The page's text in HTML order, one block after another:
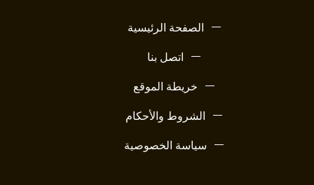
الصفحة الرئيسية
اتصل بنا
خريطة الموقع
الشروط والأحكام
سياسة الخصوصية